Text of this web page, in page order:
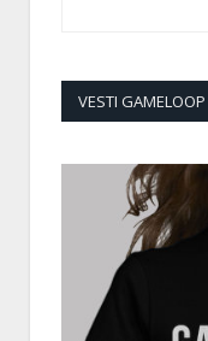
VESTI GAMELOOP